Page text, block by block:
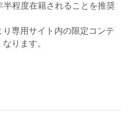
半程度在籍されることを推奨
専用サイト内の限定コンテ
ります。